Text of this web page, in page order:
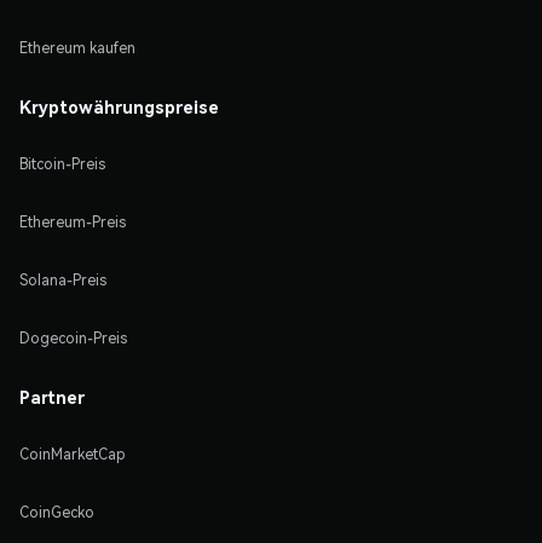
Ethereum kaufen
Kryptowährungspreise
Bitcoin-Preis
Ethereum-Preis
Solana-Preis
Dogecoin-Preis
Partner
CoinMarketCap
CoinGecko